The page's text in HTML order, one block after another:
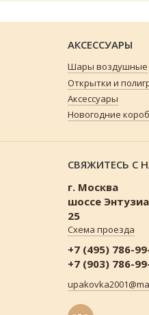
АКСЕССУАРЫ
Шары воздушные
Открытки и
Аксессуары
Новогодние
СВЯЖИТЕСЬ С
г. Москва
шоссе
25
Схема проезда
+7 (495) 786-
+7 (903) 786-